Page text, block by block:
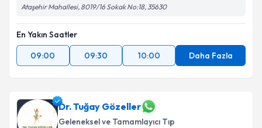
Ataşehir Mahallesi, 8019/16 Sokak No:18, 35630
En Yakın Saatler
09:00
09:30 10:00 Daha Fazla
Dr. Tuğay Gözeller
Geleneksel ve Tamamlayıcı Tıp